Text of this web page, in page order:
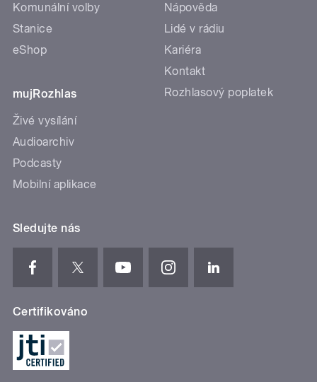
Komunální volby
Stanice
eShop
mujRozhlas
Živé vysílání
Audioarchiv
Podcasty
Mobilní aplikace
Nápověda
Lidé v rádiu
Kariéra
Kontakt
Rozhlasový poplatek
Sledujte nás
Certifikováno